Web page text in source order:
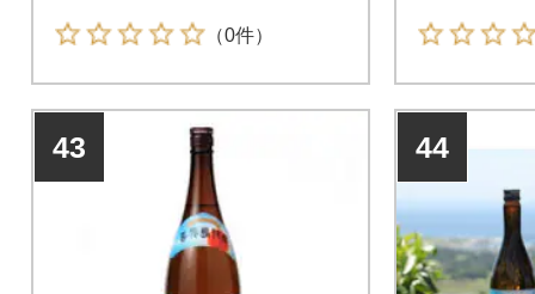
（0件）
43 44